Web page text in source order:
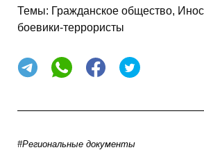
Темы: Гражданское общество,
боевики-террористы
#Региональные документы